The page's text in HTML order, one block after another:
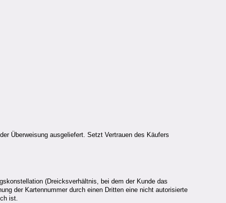
Überweisung ausgeliefert. Setzt Vertrauen des Käufers
(Dreicksverhältnis, bei dem der Kunde das
der Kartennummer durch einen Dritten eine nicht autorisierte
ist.